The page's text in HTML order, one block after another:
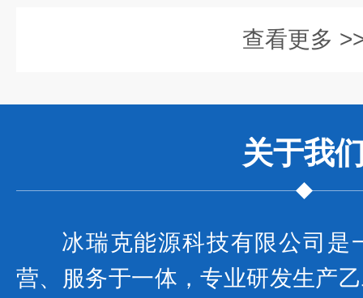
查看更多
关于我
冰瑞克能源科技有限公司是
营、服务于一体，专业研发生产